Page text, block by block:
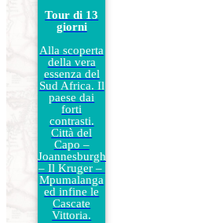
Tour di 13
giorni
Alla scoperta
della vera
essenza del
Sud Africa. Il
paese dai
forti
contrasti.
Città del
Capo –
Joannesburgh
– Il Kruger –
Mpumalanga
ed infine le
Cascate
Vittoria.